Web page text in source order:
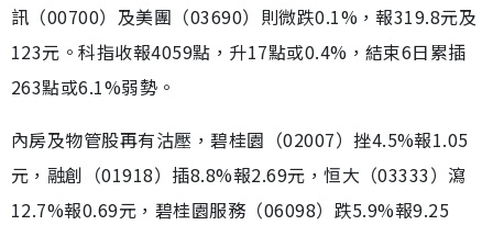
訊（00700）及美團（03690）則微跌0.1%，報319.8元及
123元。科指收報4059點，升17點或0.4%，結束6日累插
263點或6.1%弱勢。
內房及物管股再有沽壓，碧桂園（02007）挫4.5%報1.05
元，融創（01918）插8.8%報2.69元，恒大（03333）瀉
12.7%報0.69元，碧桂園服務（06098）跌5.9%報9.25